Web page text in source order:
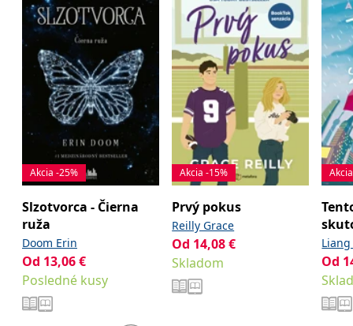
Akcia -25%
Slzotvorca - Čierna
ruža
Doom Erin
Od 13,06€
Posledné kusy
Akcia -15%
Prvý pokus
Reilly Grace
Od 14,08€
Skladom
Od